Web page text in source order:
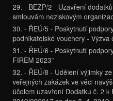
29. - BEZP/2 - Uzavření
smlouvám neziskovým
30. - ŘEÚ/5 - Poskytnutí
podnikatelské vouchery - Výzva
31. - ŘEÚ/6 - Poskytnutí
FIREM 2023"
32. - ŘEÚ/8 - Udělení výjimky
veřejných zakázek ve věci
účelem uzavření Dodatku č. 2 k